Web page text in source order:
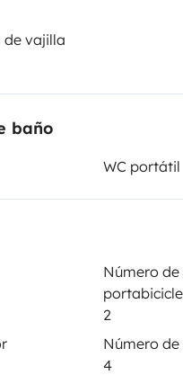
de vajilla
baño
WC portátil
Número de
2
Número
4
Altura
Carnet